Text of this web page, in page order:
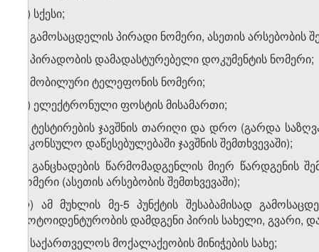
დ) სქესი;
ე) გამოსაცდელის პირადი ნომერი, ასეთის არსებობის
ვ) პირადობის დამადასტურებელი დოკუმენტის ნომერი;
ზ) მობილური ტელეფონის ნომერი;
თ) ელექტრონული ფოსტის მისამართი;
ი) ტესტირების ჯავშნის თარიღი და დრო (გარდა
საკონსულო დაწესებულებაში ჯავშნის შემთხვევაში);
კ) განცხადების წარმომადგენლის მიერ წარდგენის
ნომერი (ასეთის არსებობის შემთხვევაში);
ლ) ამ მუხლის მე-5 პუნქტის შესაბამისად
ფოტოიდენტურობის დამდგენი პირის სახელი, გვარი,
მ) საქართველოს მოქალაქეობის მინიჭების სახე;